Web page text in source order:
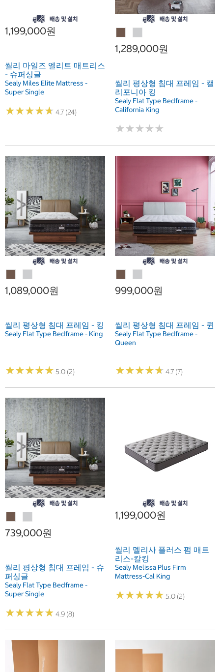
1,199,000원
씰리 마일즈 엘리트 매트리스
- 슈퍼싱글
Sealy Miles Elite Mattress -
Super Single
★★★★★
★★★★★ 4.7 (24)
1,289,000원
씰리 평상형 침대 프레임 - 캘
리포니아 킹
Sealy Flat Type Bedframe -
California King
★★★★★
★★★★★
1,089,000원
씰리 평상형 침대 프레임 - 킹
Sealy Flat Type Bedframe - King
★★★★★
★★★★★ 5.0 (2)
999,000원
씰리 평상형 침대 프레임 - 퀸
Sealy Flat Type Bedframe -
Queen
★★★★★
★★★★★ 4.7 (7)
739,000원
씰리 평상형 침대 프레임 - 슈
퍼싱글
Sealy Flat Type Bedframe -
Super Single
★★★★★
★★★★★ 4.9 (8)
1,199,000원
씰리 멜리사 플러스 펌 매트
리스-칼킹
Sealy Melissa Plus Firm
Mattress-Cal King
★★★★★
★★★★★ 5.0 (2)